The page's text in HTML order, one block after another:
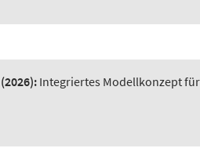
(2026): Integriertes Modellkonzept